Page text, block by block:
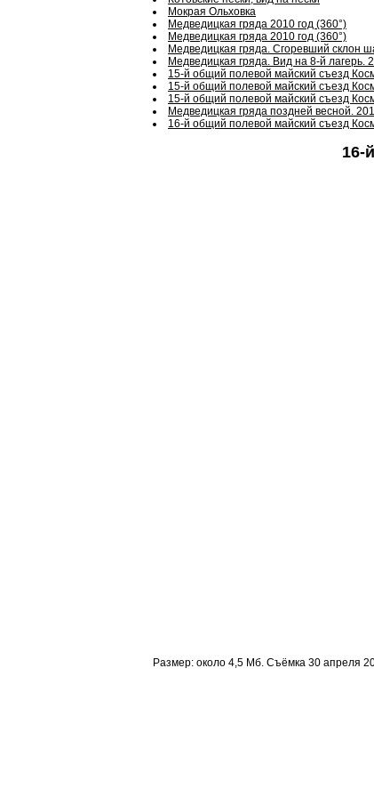
Мокрая Ольховка
Медведицкая гряда 2010 год (360°)
Медведицкая гряда 2010 год (360°)
Медведицкая гряда. Сгоревший склон
Медведицкая гряда. Вид на 8-й лагерь.
15-й общий полевой майский съезд
15-й общий полевой майский съезд
15-й общий полевой майский съезд
Медведицкая гряда поздней весной.
16-й общий полевой майский съезд
16-
Размер: около 4,5 Мб. Съёмка 30 апреля